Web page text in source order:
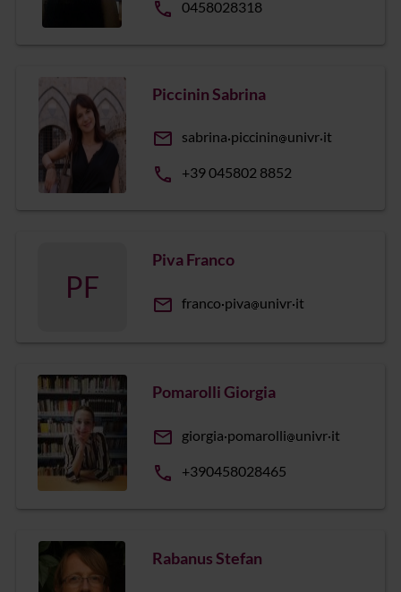
phone 0458028318
Piccinin Sabrina
email sabrina piccinin univr it
phone +39 045802 8852
PF
Piva Franco
email franco piva univr it
Pomarolli Giorgia
email giorgia pomarolli univr it
phone +390458028465
Rabanus Stefan